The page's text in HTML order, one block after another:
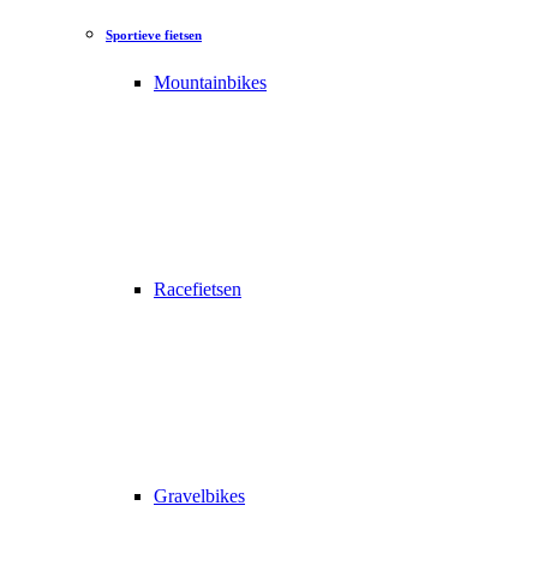
Sportieve fietsen
Mountainbikes
Racefietsen
Gravelbikes